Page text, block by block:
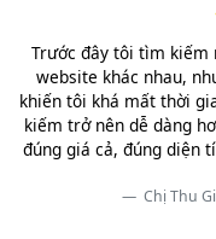
Trước đây tôi tìm kiếm
website khác nhau,
khiến tôi khá mất thời
kiếm trở nên dễ dàng
đúng giá cả, đúng diện
Chị Thu